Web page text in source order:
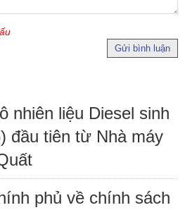
Gửi bình luận
nhiên liệu Diesel sinh
đầu tiên từ Nhà máy
phủ về chính sách